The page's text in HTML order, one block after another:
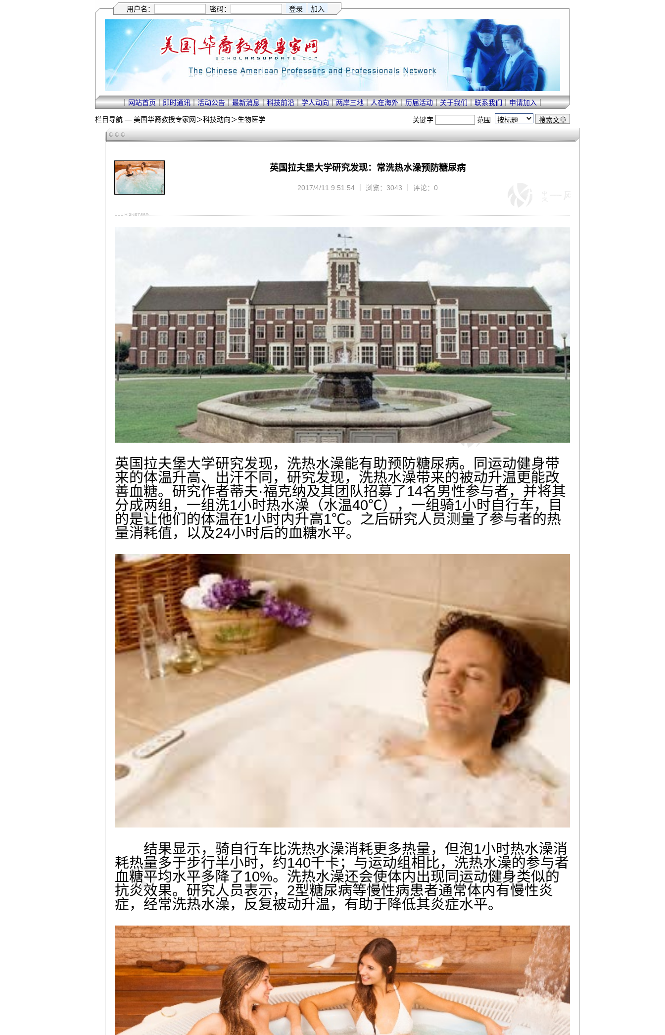
用户名： 密码：
｜网站首页｜即时通讯｜活动公告｜最新消息｜科技前沿｜学人动向｜两岸三地｜人在海外｜历届活动｜关于我们｜联系我们｜申请加入｜
栏目导航 — 美国华裔教授专家网＞科技动向＞生物医学 关键字 范围
英国拉夫堡大学研究发现：常洗热水澡预防糖尿病
2017/4/11 9:51:54 ｜ 浏览：3043 ｜ 评论：0
英国拉夫堡大学研究发现，洗热水澡能有助预防糖尿病。同运动健身带
来的体温升高、出汗不同，研究发现，洗热水澡带来的被动升温更能改
善血糖。研究作者蒂夫·福克纳及其团队招募了14名男性参与者，并将其
分成两组，一组洗1小时热水澡（水温40℃），一组骑1小时自行车，目
的是让他们的体温在1小时内升高1℃。之后研究人员测量了参与者的热
量消耗值，以及24小时后的血糖水平。
结果显示，骑自行车比洗热水澡消耗更多热量，但泡1小时热水澡消
耗热量多于步行半小时，约140千卡；与运动组相比，洗热水澡的参与者
血糖平均水平多降了10%。洗热水澡还会使体内出现同运动健身类似的
抗炎效果。研究人员表示，2型糖尿病等慢性病患者通常体内有慢性炎
症，经常洗热水澡，反复被动升温，有助于降低其炎症水平。